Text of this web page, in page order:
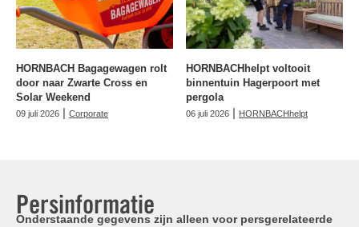
HORNBACH Bagagewagen rolt
door naar Zwarte Cross en
Solar Weekend
09 juli 2026 | Corporate
HORNBACHhelpt voltooit
binnentuin Hagerpoort met
pergola
06 juli 2026 | HORNBACHhelpt
Persinformatie
Onderstaande gegevens zijn alleen voor persgerelateerde